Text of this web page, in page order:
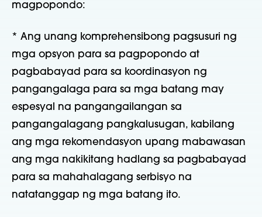
magpopondo:
* Ang unang komprehensibong pagsusuri ng
mga opsyon para sa pagpopondo at
pagbabayad para sa koordinasyon ng
pangangalaga para sa mga batang may
espesyal na pangangailangan sa
pangangalagang pangkalusugan, kabilang
ang mga rekomendasyon upang mabawasan
ang mga nakikitang hadlang sa pagbabayad
para sa mahahalagang serbisyo na
natatanggap ng mga batang ito.